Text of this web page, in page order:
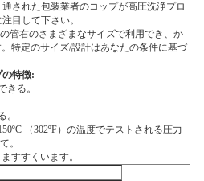
された包装業者のコップが高圧洗浄プロ
目して下さい。
管右のさまざまなサイズで利用でき、か
特定のサイズ/設計はあなたの条件に基づ
の特徴:
きる。
。
（302ºF）の温度でテストされる圧力
。
すすくいます。